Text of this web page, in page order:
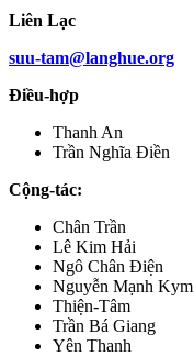
Liên Lạc
suu-tam@langhue.org
Điều-hợp
Thanh An
Trần Nghĩa Điền
Cộng-tác:
Chân Trần
Lê Kim Hải
Ngô Chân Điện
Nguyễn Mạnh Kym
Thiện-Tâm
Trần Bá Giang
Yên Thanh